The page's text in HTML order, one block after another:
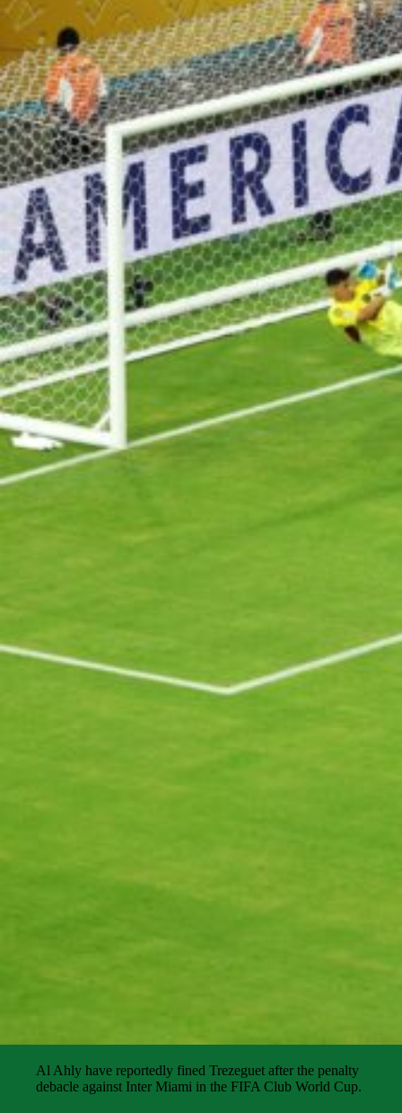
Al Ahly have reportedly fined Trezeguet after the penalty
debacle against Inter Miami in the FIFA Club World Cup.